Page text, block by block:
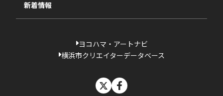
新着情報
ヨコハマ・アートナビ
横浜市クリエイターデータベース